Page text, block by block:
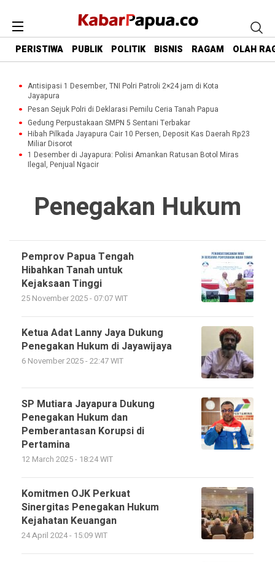
PERISTIWA PUBLIK POLITIK BISNIS RAGAM OLAH
Antisipasi 1 Desember, TNI Polri Patroli 2×24 jam di Kota
Jayapura
Pesan Sejuk Polri di Deklarasi Pemilu Ceria Tanah Papua
Gedung Perpustakaan SMPN 5 Sentani Terbakar
Hibah Pilkada Jayapura Cair 10 Persen, Deposit Kas Daerah Rp23
Miliar Disorot
1 Desember di Jayapura: Polisi Amankan Ratusan Botol Miras
Ilegal, Penjual Ngacir
Penegakan Hukum
Pemprov Papua Tengah
Hibahkan Tanah untuk
Kejaksaan Tinggi
25 November 2025 - 07:07 WIT
Ketua Adat Lanny Jaya Dukung
Penegakan Hukum di Jayawijaya
6 November 2025 - 22:47 WIT
SP Mutiara Jayapura Dukung
Penegakan Hukum dan
Pemberantasan Korupsi di
Pertamina
12 March 2025 - 18:24 WIT
Komitmen OJK Perkuat
Sinergitas Penegakan Hukum
Kejahatan Keuangan
24 April 2024 - 15:09 WIT